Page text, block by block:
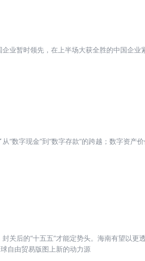
业暂时领先，在上半场大获全胜的中国企
“数字现金”到“数字存款”的跨越；数字资产
关后的“十五五”才能定势头。海南有望以更
自由贸易版图上新的动力源